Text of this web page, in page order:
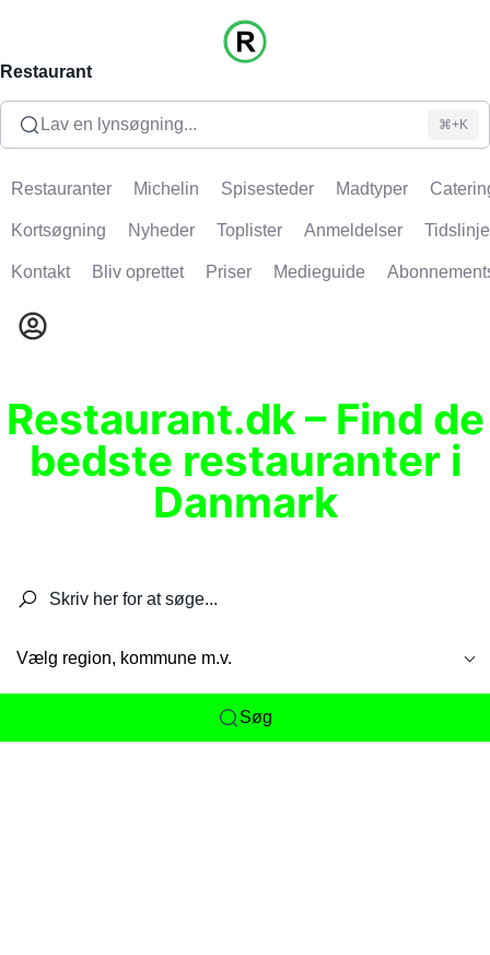
Restaurant
Lav en lynsøgning... ⌘+K
Restauranter Michelin Spisesteder Madtyper
Kortsøgning Nyheder Toplister Anmeldelser Tidslinje
Kontakt Bliv oprettet Priser Medieguide
Restaurant.dk – Find de
bedste restauranter i
Danmark
Vælg region, kommune m.v.
Søg